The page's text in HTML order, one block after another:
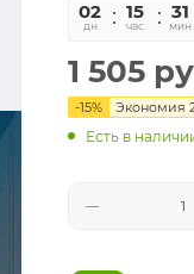
02
дн
15
час
31
мин
1 505
-15% Экономия
Есть в